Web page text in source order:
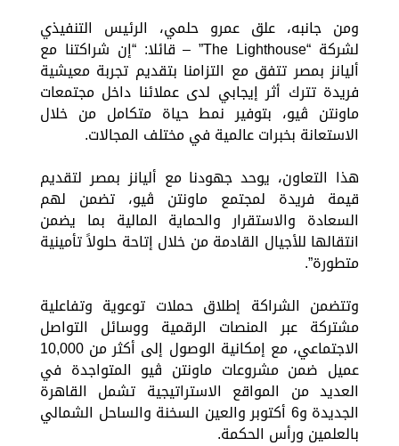
ومن جانبه، علق عمرو حلمي، الرئيس التنفيذي
لشركة “The Lighthouse” – قائلا: “إن شراكتنا مع
أليانز بمصر تتفق مع التزامنا بتقديم تجربة معيشية
فريدة تترك أثر إيجابي لدى عملائنا داخل مجتمعات
ماونتن ڤيو، بتوفير نمط حياة متكامل من خلال
الاستعانة بخبرات عالمية في مختلف المجالات.
هذا التعاون، يوحد جهودنا مع أليانز بمصر لتقديم
قيمة فريدة لمجتمع ماونتن ڤيو، تضمن لهم
السعادة والاستقرار والحماية المالية بما يضمن
انتقالها للأجيال القادمة من خلال إتاحة حلولاً تأمينية
متطورة”.
وتتضمن الشراكة إطلاق حملات توعوية وتفاعلية
مشتركة عبر المنصات الرقمية ووسائل التواصل
الاجتماعي، مع إمكانية الوصول إلى أكثر من 10,000
عميل ضمن مشروعات ماونتن ڤيو المتواجدة في
العديد من المواقع الاستراتيجية تشمل القاهرة
الجديدة و6 أكتوبر والعين السخنة والساحل الشمالي
بالعلمين ورأس الحكمة.